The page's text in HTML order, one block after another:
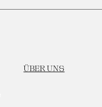
ÜBER UNS